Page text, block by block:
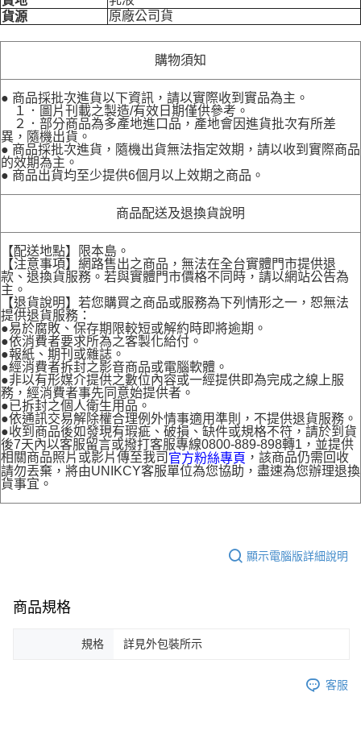
貨源
原廠公司貨
購物須知
● 商品採批次進貨以下資訊，請以實際收到實品為主。
１．圖片刊載之製造/有效日期僅供參考。
２．部分商品為多產地進口品，產地會因進貨批次有所差
異，隨機出貨。
● 商品採批次進貨，隨機出貨無法指定效期，請以收到實際商品
的效期為主。
● 商品出貨均至少提供6個月以上效期之商品。
商品配送及退換貨說明
【配送地點】限本島。
【注意事項】網路售出之商品，無法在全台實體門市提供退
款、退換貨服務。若與實體門市價格不同時，請以網站公告為
主。
【退貨說明】若您購買之商品或服務為下列情形之一，恕無法
提供退貨服務：
●易於腐敗、保存期限較短或解約時即將逾期。
●依消費者要求所為之客製化給付。
●報紙、期刊或雜誌。
●經消費者拆封之影音商品或電腦軟體。
●非以有形媒介提供之數位內容或一經提供即為完成之線上服
務，經消費者事先同意始提供者。
●已拆封之個人衛生用品。
●依通訊交易解除權合理例外情事適用準則，不提供退貨服務。
●收到商品後如發現有瑕疵、破損、缺件或規格不符，請於到貨
後7天內以客服留言或撥打客服專線0800-889-898轉1，並提供
相關商品照片或影片傳至我司 官方粉絲專頁 ，該商品仍需回收
請勿丟棄，將由UNIKCY客服單位為您協助，盡速為您辦理退換
貨事宜。
顯示電腦版詳細說明
商品規格
規格 詳見外包裝所示
客服